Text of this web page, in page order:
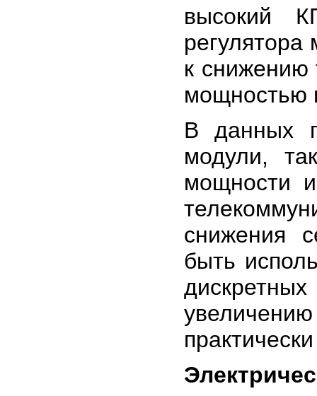
высокий
к снижению
мощностью
В данных
модули,
мощности и
снижения
быть